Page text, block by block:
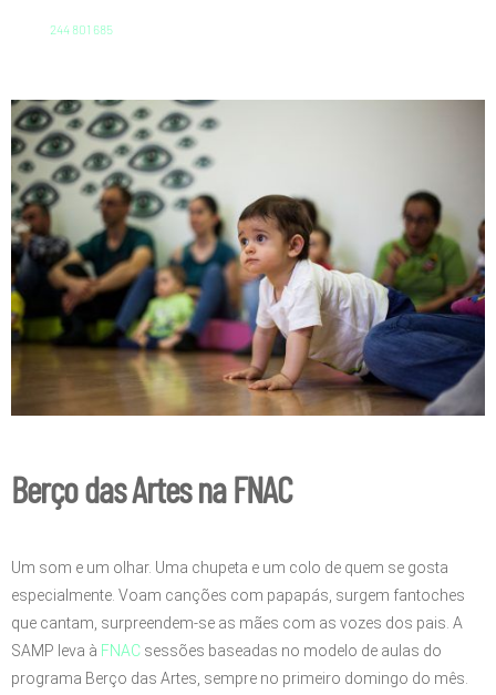
244 801 685
Berço das Artes na FNAC
Um som e um olhar. Uma chupeta e um colo de quem se gosta
especialmente. Voam canções com papapás, surgem fantoches
que cantam, surpreendem-se as mães com as vozes dos pais. A
SAMP leva à FNAC sessões baseadas no modelo de aulas do
programa Berço das Artes, sempre no primeiro domingo do mês.